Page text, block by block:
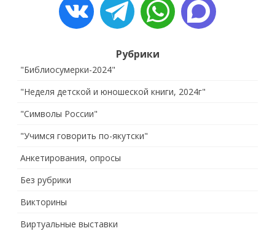
Рубрики
"Библиосумерки-2024"
"Неделя детской и юношеской книги, 2024г"
"Символы России"
"Учимся говорить по-якутски"
Анкетирования, опросы
Без рубрики
Викторины
Виртуальные выставки